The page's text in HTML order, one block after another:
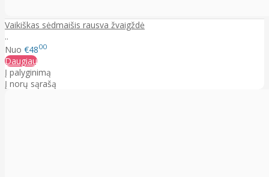
Vaikiškas sėdmaišis rausva žvaigždė
..
Nuo €4800
Daugiau
Į palyginimą
Į norų sąrašą